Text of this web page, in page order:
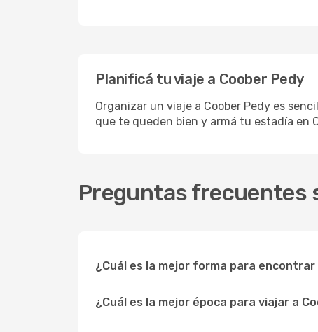
Planificá tu viaje a Coober Pedy
Organizar un viaje a Coober Pedy es
que te queden bien y armá tu estadía en
Preguntas frecuentes
¿Cuál es la mejor forma para
¿Cuál es la mejor época para viajar a